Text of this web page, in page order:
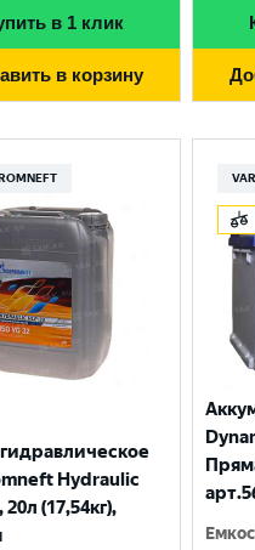
в 1 клик
в корзину
Hydraulic
20л (17,54кг),